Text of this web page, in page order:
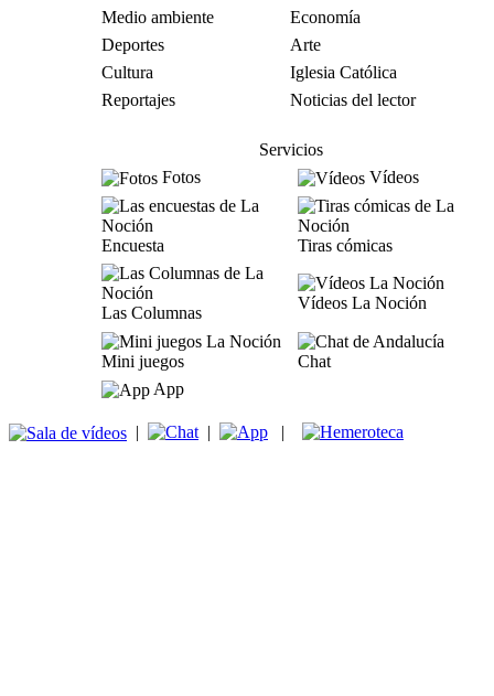
Medio ambiente
Economía
Deportes
Arte
Cultura
Iglesia Católica
Reportajes
Noticias del lector
Servicios
Fotos
Vídeos
Encuesta Tiras cómicas
Las Columnas
Vídeos La Noción
Mini juegos
Chat
App
| | |